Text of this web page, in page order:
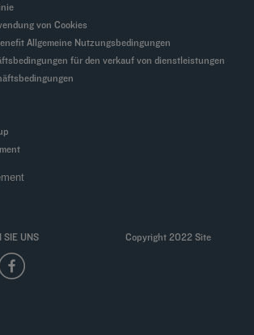
von Cookies
Allgemeine Nutzungsbedingungen
für den verkauf von dienstleistungen
SIE UNS Copyright 2022 Site